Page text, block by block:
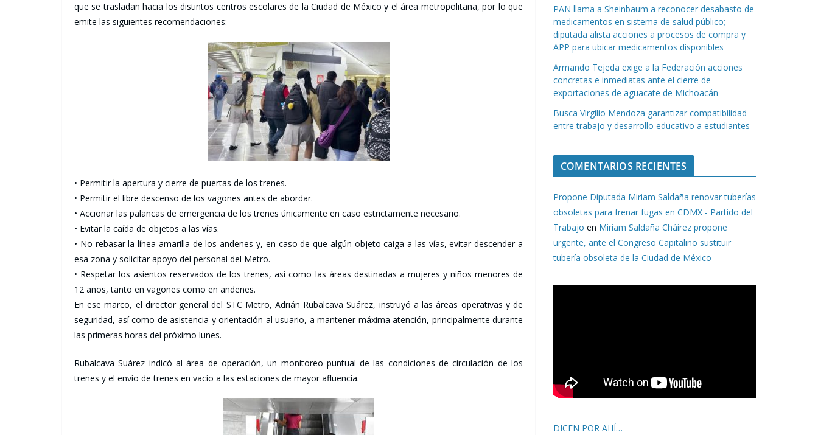
que se trasladan hacia los distintos centros escolares de la Ciudad de México y el área metropolitana, por lo que
emite las siguientes recomendaciones:
• Permitir la apertura y cierre de puertas de los trenes.
• Permitir el libre descenso de los vagones antes de abordar.
• Accionar las palancas de emergencia de los trenes únicamente en caso estrictamente necesario.
• Evitar la caída de objetos a las vías.
• No rebasar la línea amarilla de los andenes y, en caso de que algún objeto caiga a las vías, evitar descender a
esa zona y solicitar apoyo del personal del Metro.
• Respetar los asientos reservados de los trenes, así como las áreas destinadas a mujeres y niños menores de
12 años, tanto en vagones como en andenes.
En ese marco, el director general del STC Metro, Adrián Rubalcava Suárez, instruyó a las áreas operativas y de
seguridad, así como de asistencia y orientación al usuario, a mantener máxima atención, principalmente durante
las primeras horas del próximo lunes.
Rubalcava Suárez indicó al área de operación, un monitoreo puntual de las condiciones de circulación de los
trenes y el envío de trenes en vacío a las estaciones de mayor afluencia.
PAN llama a Sheinbaum a reconocer desabasto de
medicamentos en sistema de salud público;
diputada alista acciones a procesos de compra y
APP para ubicar medicamentos disponibles
Armando Tejeda exige a la Federación acciones
concretas e inmediatas ante el cierre de
exportaciones de aguacate de Michoacán
Busca Virgilio Mendoza garantizar compatibilidad
entre trabajo y desarrollo educativo a estudiantes
COMENTARIOS RECIENTES
Propone Diputada Miriam Saldaña renovar tuberías
obsoletas para frenar fugas en CDMX - Partido del
Trabajo en Miriam Saldaña Cháirez propone
urgente, ante el Congreso Capitalino sustituir
tubería obsoleta de la Ciudad de México
DICEN POR AHÍ…